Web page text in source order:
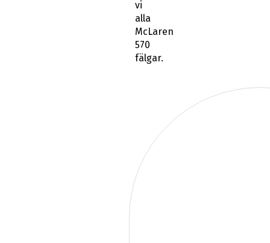
vi
alla
McLaren
570
fälgar.